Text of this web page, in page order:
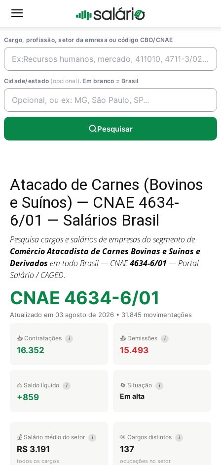
Cargo, profissão, setor da emresa ou código CBO/CNAE
Cidade/estado (opcional). Em branco = Brasil
Pesquisar
Atacado de Carnes (Bovinos
e Suínos) — CNAE 4634-
6/01 — Salários Brasil
Pesquisa cargos e salários de empresas do segmento de
Comércio Atacadista de Carnes Bovinas e Suínas e
Derivados em todo Brasil — CNAE4634-6/01 — Portal
Salário / CAGED.
CNAE 4634-6/01
Atualizado em 03 agosto de 2026 • 31.845 movimentações
📥 Contratações i
16.352
📤 Demissões i
15.493
⚖️ Saldo líquido i
+859
🔄 Situação i
Em alta
💰 Salário médio do setor i
R$ 3.191
todos os cargos
🎯 Cargos distintos i
137
ocupações no setor